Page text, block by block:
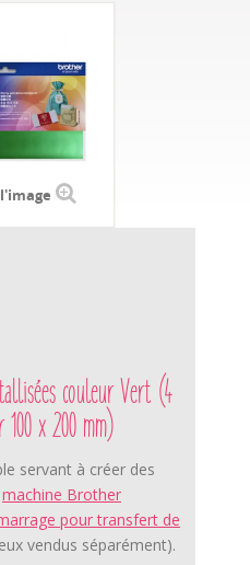
couleur Vert (4
x 200 mm)
servant à créer des
machine Brother
pour transfert de
vendus séparément).